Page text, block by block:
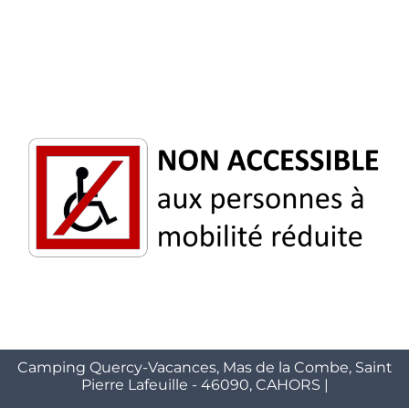
Camping Quercy-Vacances, Mas de la Combe, Saint
Pierre Lafeuille - 46090, CAHORS |